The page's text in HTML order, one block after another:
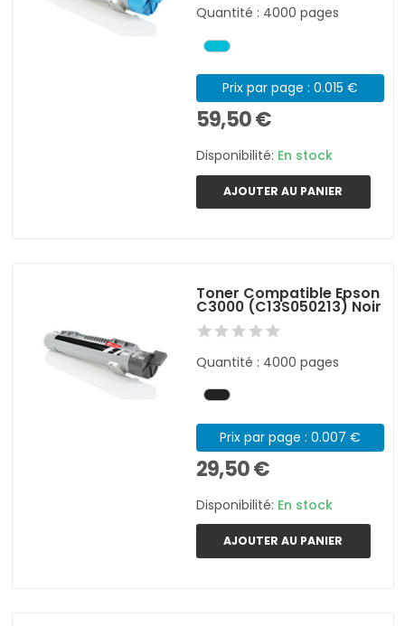
Quantité : 4000 pages
Prix par page : 0.015 €
59,50 €
Disponibilité: En stock
AJOUTER AU PANIER
Toner Compatible Epson
C3000 (C13S050213) Noir
Quantité : 4000 pages
Prix par page : 0.007 €
29,50 €
Disponibilité: En stock
AJOUTER AU PANIER